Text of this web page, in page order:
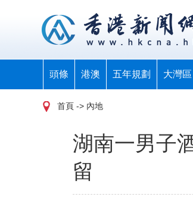
頭條 港澳 五年規劃 大灣區
首頁 -> 內地
湖南一男子
留